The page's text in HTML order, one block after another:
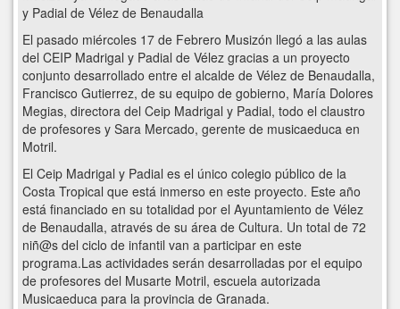
y Padial de Vélez de Benaudalla
El pasado miércoles 17 de Febrero Musizón llegó a las aulas
del CEIP Madrigal y Padial de Vélez gracias a un proyecto
conjunto desarrollado entre el alcalde de Vélez de Benaudalla,
Francisco Gutierrez, de su equipo de gobierno, María Dolores
Megias, directora del Ceip Madrigal y Padial, todo el claustro
de profesores y Sara Mercado, gerente de musicaeduca en
Motril.
El Ceip Madrigal y Padial es el único colegio público de la
Costa Tropical que está inmerso en este proyecto. Este año
está financiado en su totalidad por el Ayuntamiento de Vélez
de Benaudalla, através de su área de Cultura. Un total de 72
niñ@s del ciclo de infantil van a participar en este
programa.Las actividades serán desarrolladas por el equipo
de profesores del Musarte Motril, escuela autorizada
Musicaeduca para la provincia de Granada.